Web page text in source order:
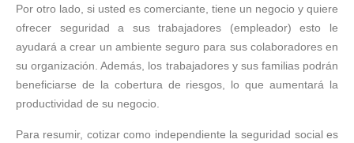
Por otro lado, si usted es comerciante, tiene un negocio y quiere
ofrecer seguridad a sus trabajadores (empleador) esto le
ayudará a crear un ambiente seguro para sus colaboradores en
su organización. Además, los trabajadores y sus familias podrán
beneficiarse de la cobertura de riesgos, lo que aumentará la
productividad de su negocio.
Para resumir, cotizar como independiente la seguridad social es